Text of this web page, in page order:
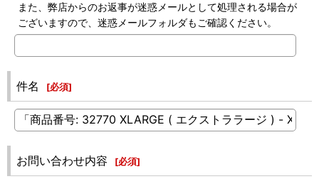
また、弊店からのお返事が迷惑メールとして処理される場合が
ございますので、迷惑メールフォルダもご確認ください。
件名 [必須]
お問い合わせ内容 [必須]